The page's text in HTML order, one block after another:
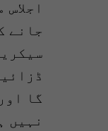
جانے
گا